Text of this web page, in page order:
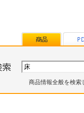
商品情報全般を検索